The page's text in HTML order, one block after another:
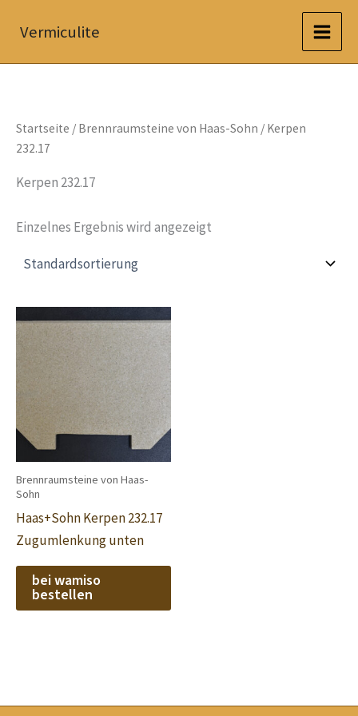
InhaltVermiculite
Startseite / Brennraumsteine von Haas-Sohn / Kerpen
232.17
Kerpen 232.17
Einzelnes Ergebnis wird angezeigt
Brennraumsteine von Haas-
Sohn
Haas+Sohn Kerpen 232.17
Zugumlenkung unten
bei wamiso
bestellen